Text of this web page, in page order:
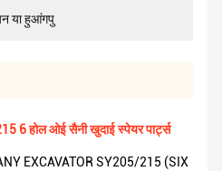
या हुआंगपु
6 होल ओई सैनी खुदाई स्पेयर पार्ट्स
EXCAVATOR SY205/215 (SIX